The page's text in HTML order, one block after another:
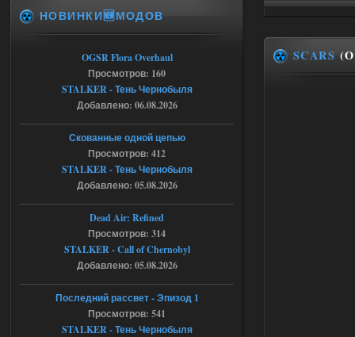
SCARS
Спавнер + Правки + Античит - Dead
City Final
Michman1970
Что то не работает спавнер,
все устанавливал по
мануалу......
Ответить ➤
Игра для сталкера 21-очко
ruslanpyrusov
как изменить макс сумму
ставки в файлах чтобы
ставить больше 1 к
Ответить ➤
Тайна Зоны - Remaster 2026
Stalker-Mods-Clan-su
НОВИНКИ🆕МОДОВ
OGSR Flora Overhaul
Просмотров: 160
STALKER - Тень Чернобыля
Добавлено: 06.08.2026
Скованные одной цепью
Просмотров: 412
STALKER - Тень Чернобыля
Добавлено: 05.08.2026
Dead Air: Refined
Просмотров: 314
STALKER - Call of Chernobyl
Добавлено: 05.08.2026
Последний рассвет - Эпизод 1
Просмотров: 541
STALKER - Тень Чернобыля